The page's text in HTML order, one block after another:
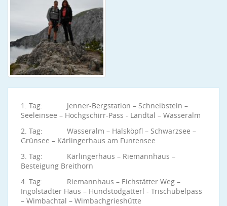
1. Tag: Jenner-Bergstation – Schneibstein –
Seeleinsee – Hochgschirr-Pass - Landtal – Wasseralm
2. Tag: Wasseralm – Halsköpfl – Schwarzsee –
Grünsee – Kärlingerhaus am Funtensee
3. Tag: Kärlingerhaus – Riemannhaus –
Besteigung Breithorn
4. Tag: Riemannhaus – Eichstätter Weg –
Ingolstädter Haus – Hundstodgatterl - Trischübelpass
– Wimbachtal – Wimbachgrieshütte